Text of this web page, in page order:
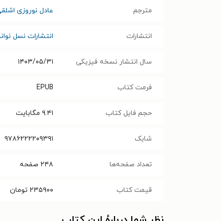
مترجم عادل نوروزی
انتشارات انتشارات نسل
سال انتشار نسخه فیزیکی ۱۴۰۳/۰۵/۳۱
فرمت کتاب EPUB
حجم فایل کتاب ۹.۴۱ مگابایت
شابک ۹۷۸۶۲۲۲۲۰۹۳۹۱
تعداد صفحه‌ها ۲۴۸ صفحه
قیمت کتاب ۲۳۵۹۰۰ تومان